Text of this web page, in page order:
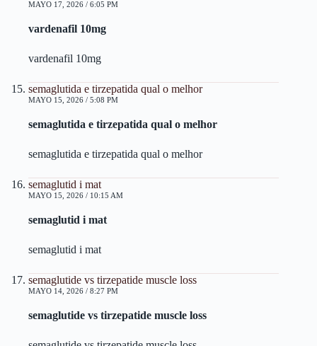
MAYO 17, 2026 / 6:05 PM
vardenafil 10mg
vardenafil 10mg
semaglutida e tirzepatida qual o melhor
MAYO 15, 2026 / 5:08 PM
semaglutida e tirzepatida qual o melhor
semaglutida e tirzepatida qual o melhor
semaglutid i mat
MAYO 15, 2026 / 10:15 AM
semaglutid i mat
semaglutid i mat
semaglutide vs tirzepatide muscle loss
MAYO 14, 2026 / 8:27 PM
semaglutide vs tirzepatide muscle loss